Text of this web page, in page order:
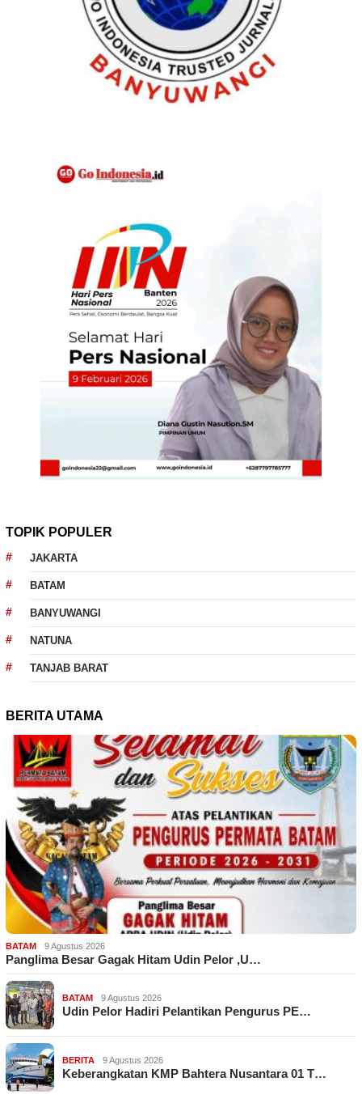
TOPIK POPULER
JAKARTA
BATAM
BANYUWANGI
NATUNA
TANJAB BARAT
BERITA UTAMA
BATAM 9 Agustus 2026
Panglima Besar Gagak Hitam Udin Pelor ,U…
BATAM 9 Agustus 2026
Udin Pelor Hadiri Pelantikan Pengurus PE…
BERITA 9 Agustus 2026
Keberangkatan KMP Bahtera Nusantara 01 T…